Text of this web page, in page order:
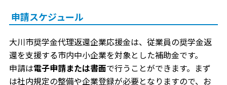
申請スケジュール
大川市奨学金代理返還企業応援金は、従業員の奨学金返
還を支援する市内中小企業を対象とした補助金です。
申請は電子申請または書面で行うことができます。まず
は社内規定の整備や企業登録が必要となりますので、お